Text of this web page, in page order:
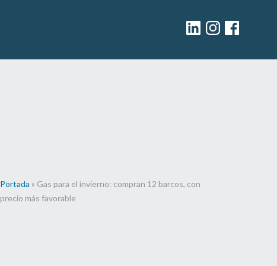
facebook
Instagram
Linkedin
Portada » Gas para el invierno: compran 12 barcos, con
precio más favorable